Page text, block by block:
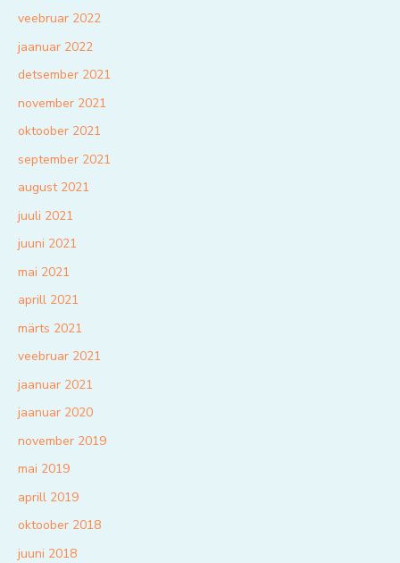
veebruar 2022
jaanuar 2022
detsember 2021
november 2021
oktoober 2021
september 2021
august 2021
juuli 2021
juuni 2021
mai 2021
aprill 2021
märts 2021
veebruar 2021
jaanuar 2021
jaanuar 2020
november 2019
mai 2019
aprill 2019
oktoober 2018
juuni 2018